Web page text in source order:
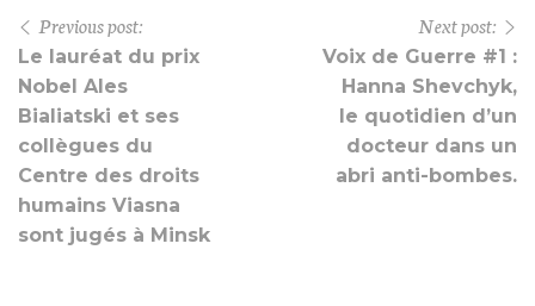
Previous post:
Le lauréat du prix
Nobel Ales
Bialiatski et ses
collègues du
Centre des droits
humains Viasna
sont jugés à Minsk
Next post:
Voix de Guerre #1 :
Hanna Shevchyk,
le quotidien d’un
docteur dans un
abri anti-bombes.